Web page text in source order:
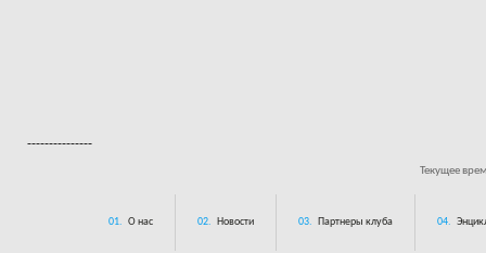
---------------
Текущее
01. О нас 02. Новости 03. Партнеры клуба 04.